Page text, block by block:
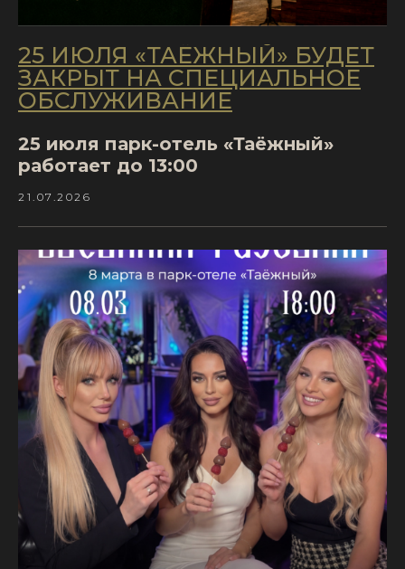
25 ИЮЛЯ «ТАЁЖНЫЙ» БУДЕТ
ЗАКРЫТ НА СПЕЦИАЛЬНОЕ
ОБСЛУЖИВАНИЕ
25 июля парк-отель «Таёжный»
работает до 13:00
21.07.2026